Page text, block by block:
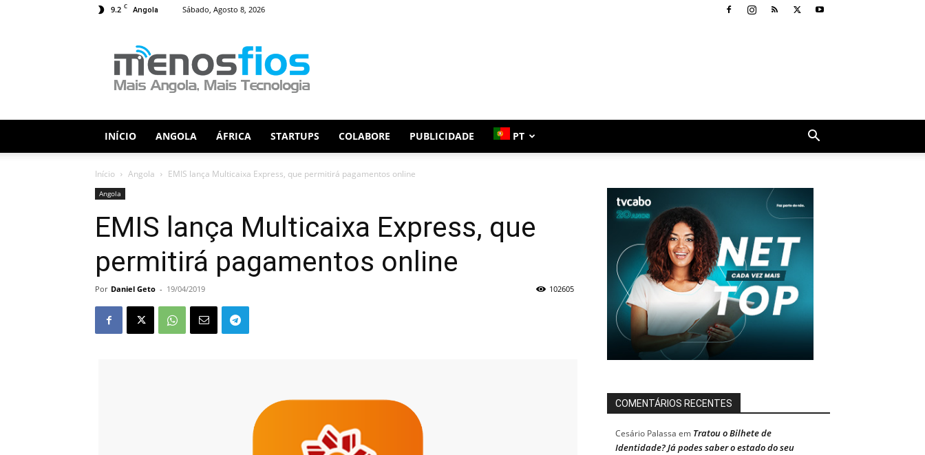
9.2 C Angola Sábado, Agosto 8, 2026
Fios
INÍCIO ANGOLA ÁFRICA STARTUPS COLABORE PUBLICIDADE PT
Início Angola EMIS lança Multicaixa Express, que permitirá pagamentos online
Angola
EMIS lança Multicaixa Express, que
permitirá pagamentos online
Por Daniel Geto - 19/04/2019 102605
COMENTÁRIOS RECENTES
Cesário Palassa em Tratou o Bilhete de
Identidade? Já podes saber o estado do seu